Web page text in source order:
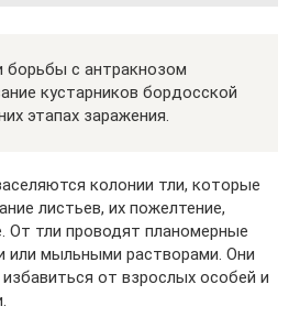
с антракнозом
кустарников бордосской
этапах заражения.
колонии тли, которые
листьев, их пожелтение,
От тли проводят планомерные
или мыльными растворами. Они
от взрослых особей и